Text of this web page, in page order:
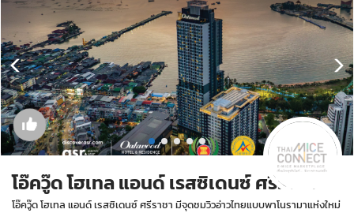
g
a
t
i
o
n
โอ๊ควู๊ด โฮเทล แอนด์ เรสซิเดนซ์ ศรีราชา
โอ๊ควู๊ด โฮเทล แอนด์ เรสซิเดนซ์ ศรีราชา มีจุดชมวิวอ่าวไทยแบบพาโนรามาแห่งใหม่